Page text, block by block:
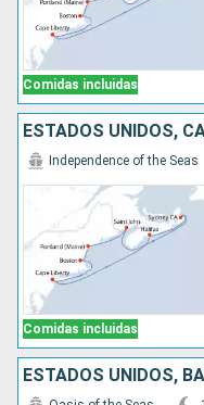
Comidas incluidas
ESTADOS UNIDOS,
Comidas incluidas
Independence of the Seas